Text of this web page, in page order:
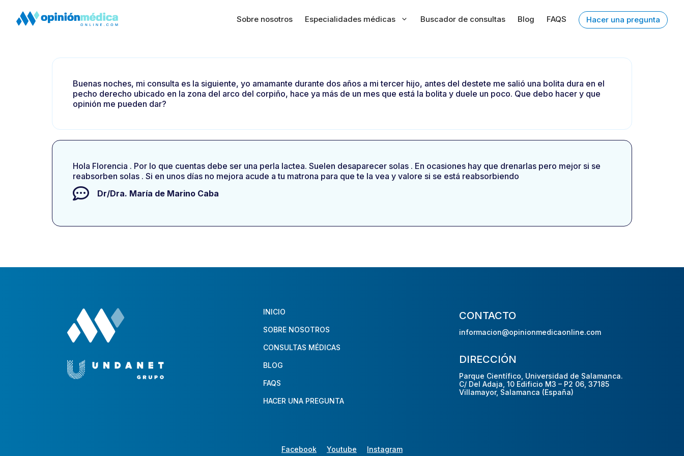
Sobre nosotros Especialidades médicas Buscador de consultas Blog FAQS Hacer una pregunta
Buenas noches, mi consulta es la siguiente, yo amamante durante dos años a mi tercer hijo, antes del destete me salió una bolita dura en el
pecho derecho ubicado en la zona del arco del corpiño, hace ya más de un mes que está la bolita y duele un poco. Que debo hacer y que
opinión me pueden dar?
Hola Florencia . Por lo que cuentas debe ser una perla lactea. Suelen desaparecer solas . En ocasiones hay que drenarlas pero mejor si se
reabsorben solas . Si en unos días no mejora acude a tu matrona para que te la vea y valore si se está reabsorbiendo
Dr/Dra. María de Marino Caba
INICIO
SOBRE NOSOTROS
CONSULTAS MÉDICAS
BLOG
FAQS
HACER UNA PREGUNTA
CONTACTO
informacion@opinionmedicaonline.com
DIRECCIÓN
Parque Científico, Universidad de Salamanca.
C/ Del Adaja, 10 Edificio M3 – P2 06, 37185
Villamayor, Salamanca (España)
Facebook Youtube Instagram